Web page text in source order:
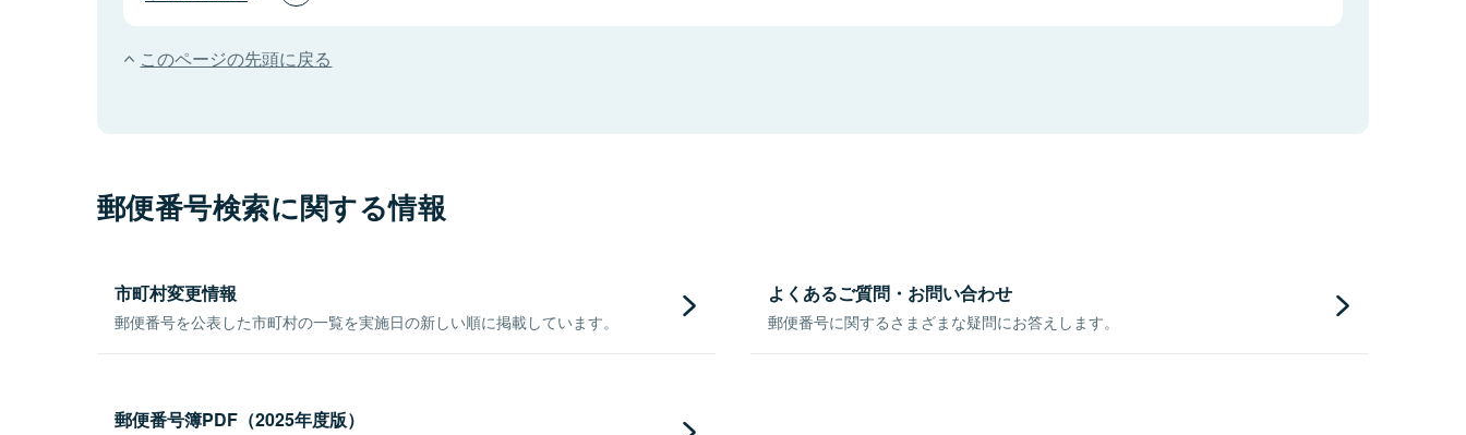
このページの先頭に戻る
郵便番号検索に関する情報
市町村変更情報
郵便番号を公表した市町村の一覧を実施日の新しい順に掲載しています。
よくあるご質問・お問い合わせ
郵便番号に関するさまざまな疑問にお答えします。
郵便番号簿PDF（2025年度版）